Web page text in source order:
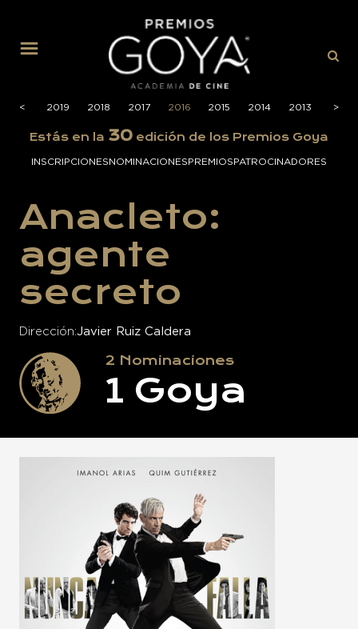
<
<
2020 2019 2018 2017 2016 2015 2014 2013 2012
>
>
Estás en la 30 edición de los Premios Goya
INSCRIPCIONESNOMINACIONESPREMIOSPATROCINADORES
Anacleto:
agente
secreto
Dirección Javier Ruiz Caldera
2 Nominaciones
1 Goya